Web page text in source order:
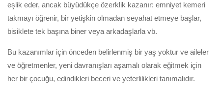
eşlik eder, ancak büyüdükçe özerklik kazanır: emniyet kemeri
takmayı öğrenir, bir yetişkin olmadan seyahat etmeye başlar,
bisiklete tek başına biner veya arkadaşlarla vb.
Bu kazanımlar için önceden belirlenmiş bir yaş yoktur ve aileler
ve öğretmenler, yeni davranışları aşamalı olarak eğitmek için
her bir çocuğu, edindikleri beceri ve yeterlilikleri tanımalıdır.